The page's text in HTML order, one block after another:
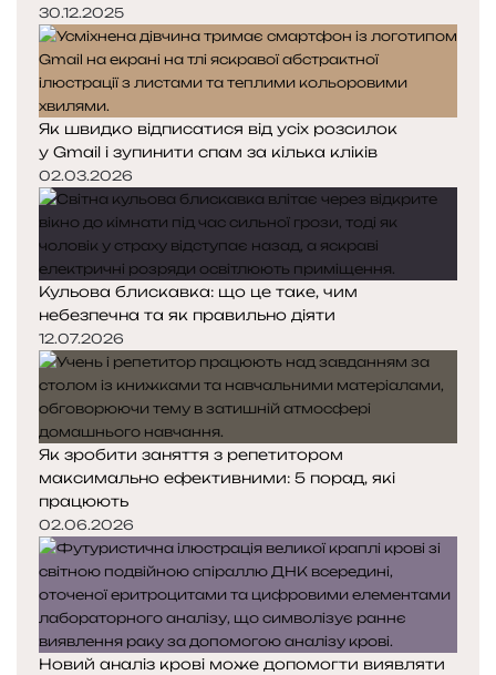
30.12.2025
Як швидко відписатися від усіх розсилок
у Gmail і зупинити спам за кілька кліків
02.03.2026
Кульова блискавка: що це таке, чим
небезпечна та як правильно діяти
12.07.2026
Як зробити заняття з репетитором
максимально ефективними: 5 порад, які
працюють
02.06.2026
Новий аналіз крові може допомогти виявляти